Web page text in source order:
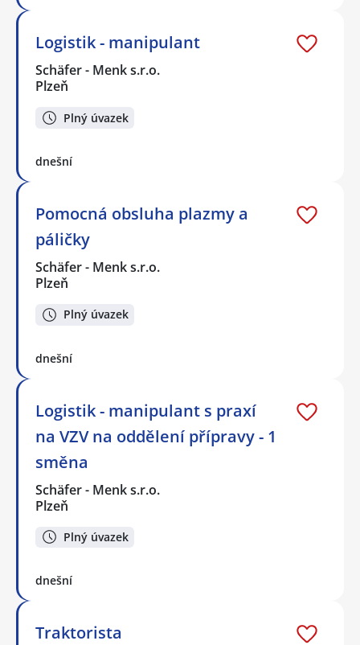
Logistik - manipulant
Schäfer - Menk s.r.o.
Plzeň
Plný úvazek
dnešní
Pomocná obsluha plazmy a
páličky
Schäfer - Menk s.r.o.
Plzeň
Plný úvazek
dnešní
Logistik - manipulant s praxí
na VZV na oddělení přípravy - 1
směna
Schäfer - Menk s.r.o.
Plzeň
Plný úvazek
dnešní
Traktorista